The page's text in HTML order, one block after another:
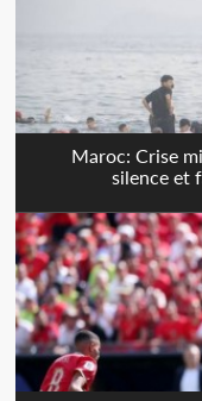
Maroc: Crise
silence et